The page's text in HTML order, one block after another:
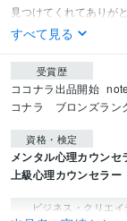
見つけてくれてありが
すべて見る
受賞歴
ココナラ出品開始
コナラ　ブロンズラン
資格・検定
メンタル心理カウンセ
上級心理カウンセラー
ビジネス・クリエ